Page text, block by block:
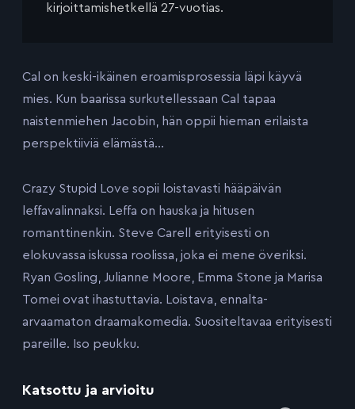
kirjoittamishetkellä 27-vuotias.
Cal on keski-ikäinen eroamisprosessia läpi käyvä
mies. Kun baarissa surkutellessaan Cal tapaa
naistenmiehen Jacobin, hän oppii hieman erilaista
perspektiiviä elämästä…
Crazy Stupid Love sopii loistavasti hääpäivän
leffavalinnaksi. Leffa on hauska ja hitusen
romanttinenkin. Steve Carell erityisesti on
elokuvassa iskussa roolissa, joka ei mene överiksi.
Ryan Gosling, Julianne Moore, Emma Stone ja Marisa
Tomei ovat ihastuttavia. Loistava, ennalta-
arvaamaton draamakomedia. Suositeltavaa erityisesti
pareille. Iso peukku.
Katsottu ja arvioitu